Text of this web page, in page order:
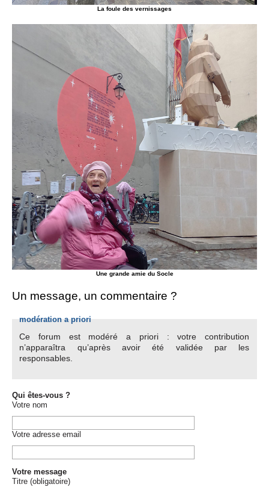
La foule des vernissages
Une grande amie du Socle
Un message, un commentaire ?
modération a priori
Ce forum est modéré a priori : votre contribution
n’apparaîtra qu’après avoir été validée par les
responsables.
Qui êtes-vous ?
Votre nom
Votre adresse email
Votre message
Titre (obligatoire)